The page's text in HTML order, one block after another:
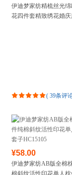
伊迪梦家纺精梳丝光
花四件套精致绣花婚
( 39条评
¥58.00
伊迪梦家纺AB版全棉
棉斜纹活性印花单人